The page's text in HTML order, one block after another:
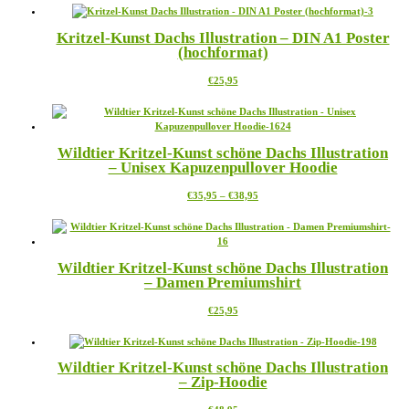
auf
Produktseite
gewählt
weist
Varianten
auf.
Optionen
auf
der
gewählt
werden
Kritzel-Kunst Dachs Illustration – DIN A1 Poster
(hochformat)
€25,95Dieses
weist
mehrere
auf.
Die
können
der
werden
Wildtier Kritzel-Kunst schöne Dachs Illustration
– Unisex Kapuzenpullover Hoodie
€35,95 – €38,95
bis
weist
auf.
Die
der
gewählt
werden
Wildtier Kritzel-Kunst schöne Dachs Illustration
– Damen Premiumshirt
€25,95Dieses
weist
Varianten
auf.
Wildtier Kritzel-Kunst schöne Dachs Illustration
– Zip-Hoodie